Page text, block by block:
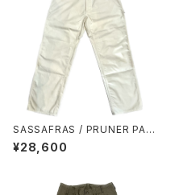
SASSAFRAS / PRUNER PAN
TS
¥28,600